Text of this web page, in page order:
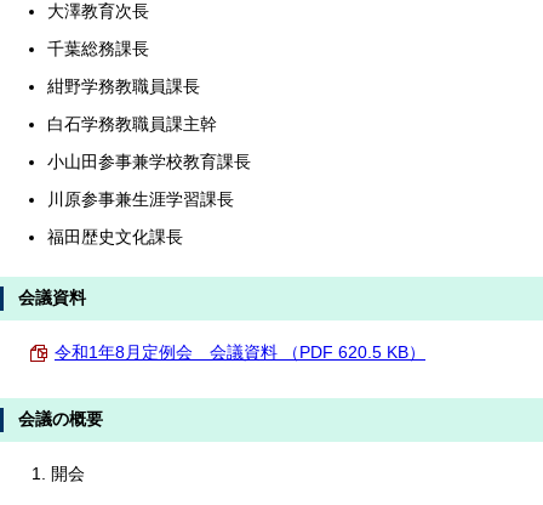
大澤教育次長
千葉総務課長
紺野学務教職員課長
白石学務教職員課主幹
小山田参事兼学校教育課長
川原参事兼生涯学習課長
福田歴史文化課長
会議資料
令和1年8月定例会 会議資料 （PDF 620.5 KB）
会議の概要
開会